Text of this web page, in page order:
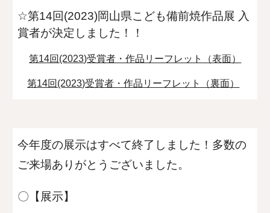
☆第14回(2023)岡山県こども備前焼作品展 入
賞者が決定しました！！
第14回(2023)受賞者・作品リーフレット（表面）
第14回(2023)受賞者・作品リーフレット（裏面）
今年度の展示はすべて終了しました！多数の
ご来場ありがとうございました。
〇【展示】